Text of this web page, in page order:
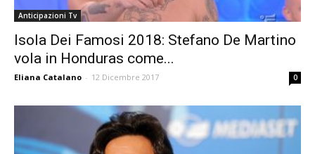
Anticipazioni Tv
Isola Dei Famosi 2018: Stefano De Martino
vola in Honduras come...
Eliana Catalano - 12 Dicembre 2017 0